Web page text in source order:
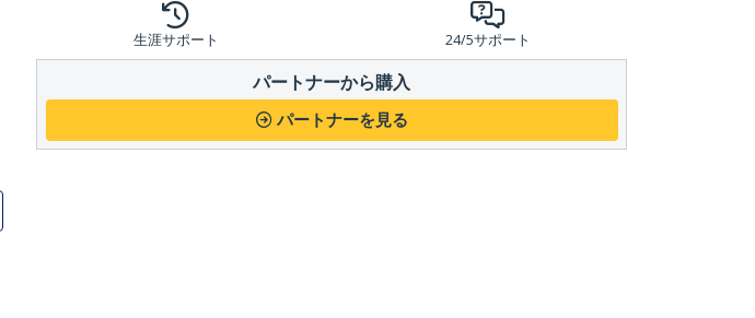
生涯サポート 24/5サポート
パートナーから購入
パートナーを見る